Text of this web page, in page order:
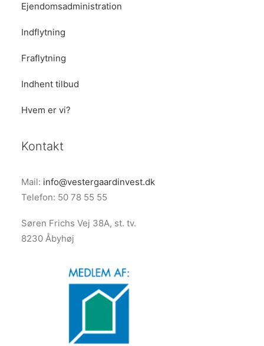
Ejendomsadministration
Indflytning
Fraflytning
Indhent tilbud
Hvem er vi?
Kontakt
Mail: info@vestergaardinvest.dk
Telefon: 50 78 55 55
Søren Frichs Vej 38A, st. tv.
8230 Åbyhøj